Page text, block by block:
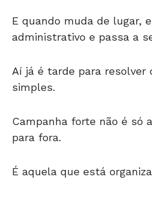
E quando muda de lugar,
administrativo e passa a
Aí já é tarde para resolver
simples.
Campanha forte não é só
para fora.
É aquela que está